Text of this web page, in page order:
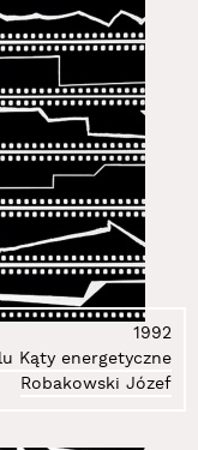
1992
Kąty energetyczne
Robakowski Józef